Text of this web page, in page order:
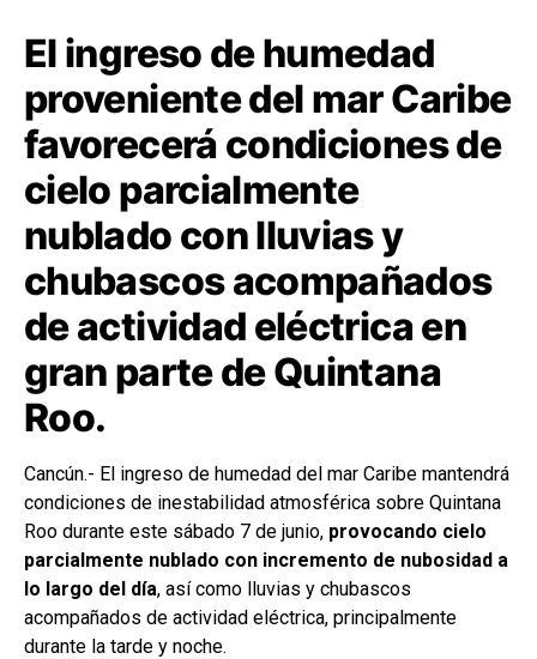
El ingreso de humedad
proveniente del mar Caribe
favorecerá condiciones de
cielo parcialmente
nublado con lluvias y
chubascos acompañados
de actividad eléctrica en
gran parte de Quintana
Roo.
Cancún.- El ingreso de humedad del mar Caribe mantendrá
condiciones de inestabilidad atmosférica sobre Quintana
Roo durante este sábado 7 de junio, provocando cielo
parcialmente nublado con incremento de nubosidad a
lo largo del día, así como lluvias y chubascos
acompañados de actividad eléctrica, principalmente
durante la tarde y noche.